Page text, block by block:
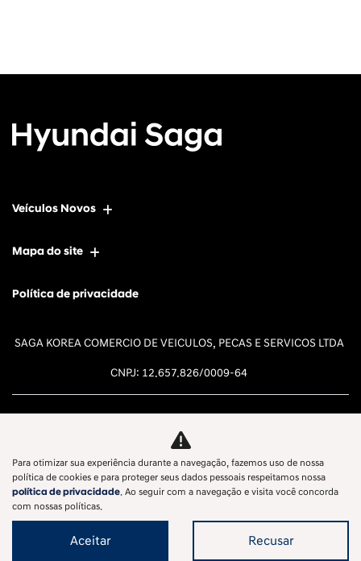
Veículos Novos
Mapa do site
Política de privacidade
SAGA KOREA COMERCIO DE VEICULOS, PECAS E SERVICOS LTDA
CNPJ: 12.657.826/0009-64
Desacelere. Seu bem maior é a
vida.
Para otimizar sua experiência durante a navegação, fazemos uso de nossa
política de cookies e para proteger seus dados pessoais respeitamos nossa
política de privacidade. Ao seguir com a navegação e visita você concorda
com nossas políticas.
Aceitar Recusar